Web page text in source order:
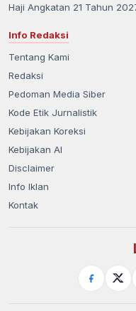
Haji Angkatan 21 Tahun
Info Redaksi
Tentang Kami
Redaksi
Pedoman Media Siber
Kode Etik Jurnalistik
Kebijakan Koreksi
Kebijakan AI
Disclaimer
Info Iklan
Kontak